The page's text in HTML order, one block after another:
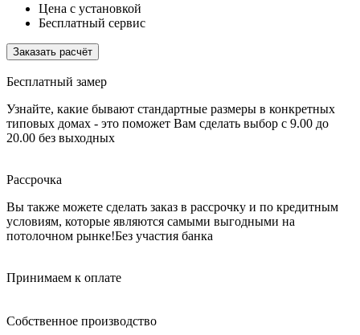
Цена с установкой
Бесплатный сервис
Заказать расчёт
Бесплатный замер
Узнайте, какие бывают стандартные размеры в конкретных
типовых домах - это поможет Вам сделать выбор с 9.00 до
20.00 без выходных
Рассрочка
Вы также можете сделать заказ в рассрочку и по кредитным
условиям, которые являются самыми выгодными на
потолочном рынке!Без участия банка
Принимаем к оплате
Собственное производство